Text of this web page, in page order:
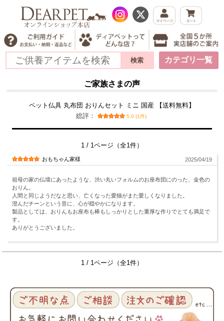
カテゴリ一覧
ご家族さまの声
ペット仏具 丸布団 おりんセット ミニ 国産 【送料無料】
総評：
5.0 (1件)
1 / 1ページ（全1件）
おもちゃん家様 2025/04/19
祖母の家の仏壇にあったような、渋い丸いフォルムのお座布団にのった、金色の
おりん。
人間と同じようだなと思い、亡くなった愛猫がまた愛しくなりました。
澄んだチーンという音に、心が穏やかになります。
製品としては、おりんもお座布も棒もしっかりとした重厚な作りでとても満足で
す。
ありがとうございました。
1 / 1ページ（全1件）